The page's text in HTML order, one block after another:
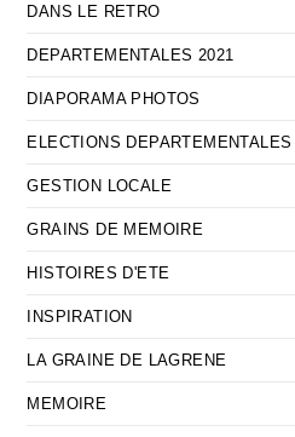
DANS LE RETRO
DEPARTEMENTALES 2021
DIAPORAMA PHOTOS
ELECTIONS
GESTION LOCALE
GRAINS DE MEMOIRE
HISTOIRES D'ETE
INSPIRATION
LA GRAINE DE LAGRENE
MEMOIRE